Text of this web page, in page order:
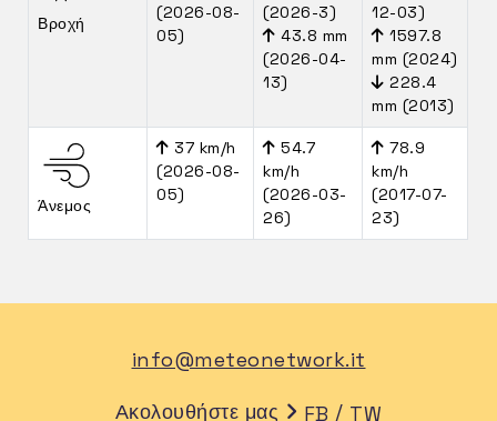
Βροχή
(2026-08-
05)
(2026-3)
43.8 mm
(2026-04-
13)
12-03)
1597.8
mm (2024)
228.4
mm (2013)
Άνεμος
37 km/h
(2026-08-
05)
54.7
km/h
(2026-03-
26)
78.9
km/h
(2017-07-
23)
info@meteonetwork.it
Ακολουθήστε μας FB / TW